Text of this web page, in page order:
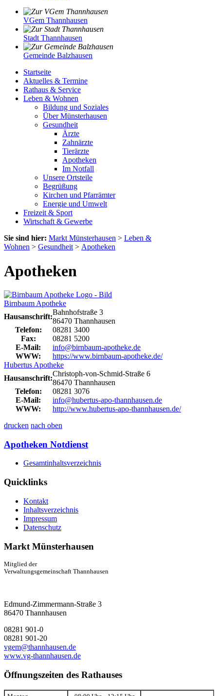
VGem Thannhausen
Stadt Thannhausen
Gemeinde Balzhausen
Startseite
Aktuelles & Termine
Rathaus & Service
Leben & Wohnen
Bildung und Soziales
Über Münsterhausen
Gesundheit
Ärzte
Zahnärzte
Tierärzte
Apotheken
Im Notfall
Unsere Ortsteile
Begrüßung
Kirchen und Pfarrämter
Energie und Umwelt
Freizeit & Sport
Wirtschaft & Gewerbe
Sie sind hier: Markt Münsterhausen > Leben &
Wohnen > Gesundheit > Apotheken
Apotheken
Birnbaum Apotheke
Hausanschrift:
Bahnhofstraße 3
86470 Thannhausen
Telefon:
08281 3400
Fax:
08281 5200
E-Mail:
info@birnbaum-apotheke.de
WWW:
https://www.birnbaum-apotheke.de/
Hubertus Apotheke
Hausanschrift:
Christoph-von-Schmid-Straße 6
86470 Thannhausen
Telefon:
08281 3076
E-Mail:
info@hubertus-apo-thannhausen.de
WWW:
http://www.hubertus-apo-thannhausen.de/
drucken nach oben
Apotheken Notdienst
Gesamtinhaltsverzeichnis
Quicklinks
Kontakt
Inhaltsverzeichnis
Impressum
Datenschutz
Markt Münsterhausen
Mitglied der
Verwaltungsgemeinschaft Thannhausen
Edmund-Zimmermann-Straße 3
86470 Thannhausen
08281 901-0
08281 901-20
vgem@thannhausen.de
www.vg-thannhausen.de
Öffnungszeiten des Rathauses